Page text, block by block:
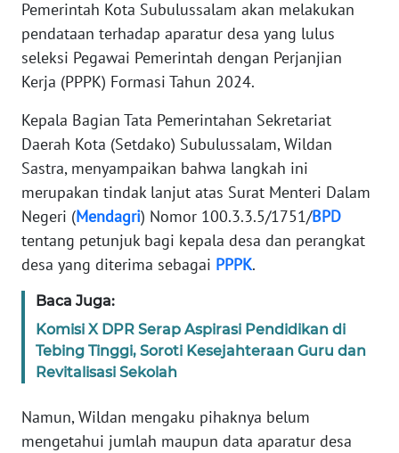
Pemerintah Kota Subulussalam akan melakukan
pendataan terhadap aparatur desa yang lulus
seleksi Pegawai Pemerintah dengan Perjanjian
Kerja (PPPK) Formasi Tahun 2024.
Kepala Bagian Tata Pemerintahan Sekretariat
Daerah Kota (Setdako) Subulussalam, Wildan
Sastra, menyampaikan bahwa langkah ini
merupakan tindak lanjut atas Surat Menteri Dalam
Negeri (Mendagri) Nomor 100.3.3.5/1751/BPD
tentang petunjuk bagi kepala desa dan perangkat
desa yang diterima sebagai PPPK.
Baca Juga:
Komisi X DPR Serap Aspirasi Pendidikan di
Tebing Tinggi, Soroti Kesejahteraan Guru dan
Revitalisasi Sekolah
Namun, Wildan mengaku pihaknya belum
mengetahui jumlah maupun data aparatur desa
Wahana
News
Regional
WN
SUMUT
JAKARTA
WN
JABAR
BANTEN
WN
NTT
WN
KEPRI